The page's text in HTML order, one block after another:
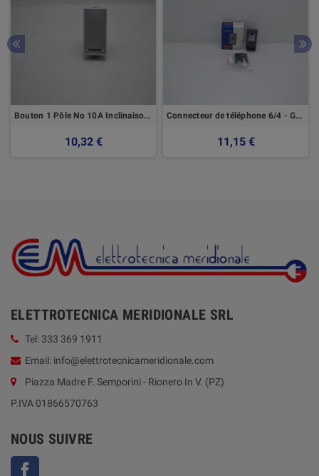
Bouton 1 Pôle No 10A Inclinaison - Axolute Bticino
10,32 €
Connecteur de téléphone 6/4 - GEWISS
11,15 €
ELETTROTECNICA MERIDIONALE SRL
Tel: 333 369 1911
Email: info@elettrotecnicameridionale.com
Piazza Madre F. Semporini - Rionero In V. (PZ)
P.IVA 01866570763
NOUS SUIVRE